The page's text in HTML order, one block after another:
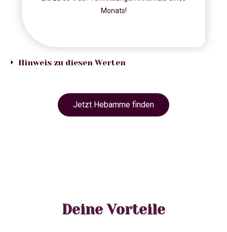
Monats!
Hinweis zu diesen Werten
Jetzt Hebamme finden
Deine Vorteile